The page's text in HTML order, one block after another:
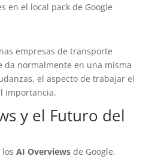
en el local pack de Google
empresas de transporte
da normalmente en una misma
el aspecto de trabajar el
importancia.
y el Futuro del
AI Overviewsde Google,